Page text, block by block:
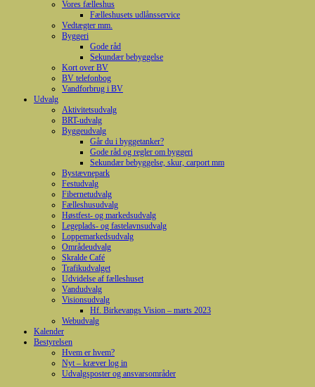
Vores fælleshus
Fælleshusets udlånsservice
Vedtægter mm.
Byggeri
Gode råd
Sekundær bebyggelse
Kort over BV
BV telefonbog
Vandforbrug i BV
Udvalg
Aktivitetsudvalg
BRT-udvalg
Byggeudvalg
Går du i byggetanker?
Gode råd og regler om byggeri
Sekundær bebyggelse, skur, carport mm
Bystævnepark
Festudvalg
Fibernetudvalg
Fælleshusudvalg
Høstfest- og markedsudvalg
Legeplads- og fastelavnsudvalg
Loppemarkedsudvalg
Områdeudvalg
Skralde Café
Trafikudvalget
Udvidelse af fælleshuset
Vandudvalg
Visionsudvalg
Hf. Birkevangs Vision – marts 2023
Webudvalg
Kalender
Bestyrelsen
Hvem er hvem?
Nyt – kræver log in
Udvalgsposter og ansvarsområder